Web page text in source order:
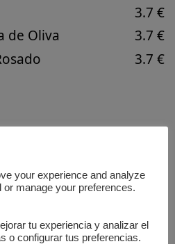
de Oliva
3.7 €
3.7 €
3.7 €
your experience and analyze
manage your preferences.
tu experiencia y analizar el
o configurar tus preferencias.